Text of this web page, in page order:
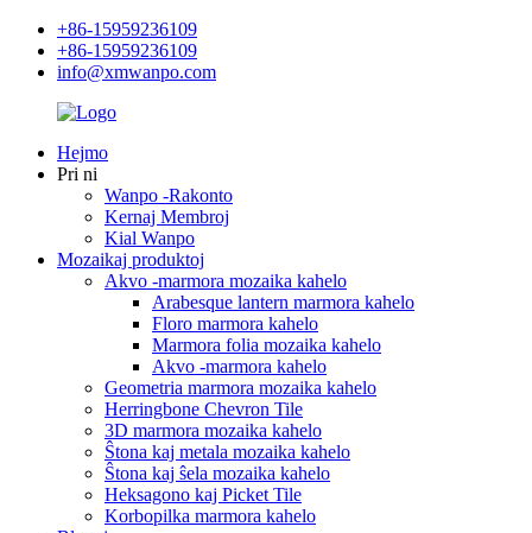
+86-15959236109
+86-15959236109
info@xmwanpo.com
Hejmo
Pri ni
Wanpo -Rakonto
Kernaj Membroj
Kial Wanpo
Mozaikaj produktoj
Akvo -marmora mozaika kahelo
Arabesque lantern marmora kahelo
Floro marmora kahelo
Marmora folia mozaika kahelo
Akvo -marmora kahelo
Geometria marmora mozaika kahelo
Herringbone Chevron Tile
3D marmora mozaika kahelo
Ŝtona kaj metala mozaika kahelo
Ŝtona kaj ŝela mozaika kahelo
Heksagono kaj Picket Tile
Korbopilka marmora kahelo